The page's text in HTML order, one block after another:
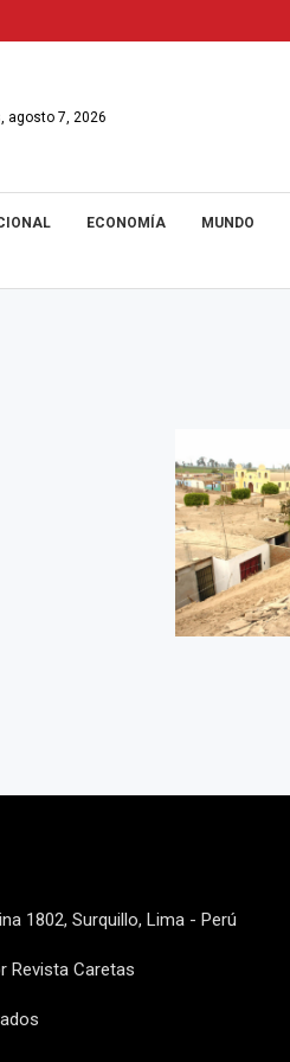
agosto 7, 2026
ECONOMÍA MUNDO
1802, Surquillo, Lima - Perú
Revista Caretas